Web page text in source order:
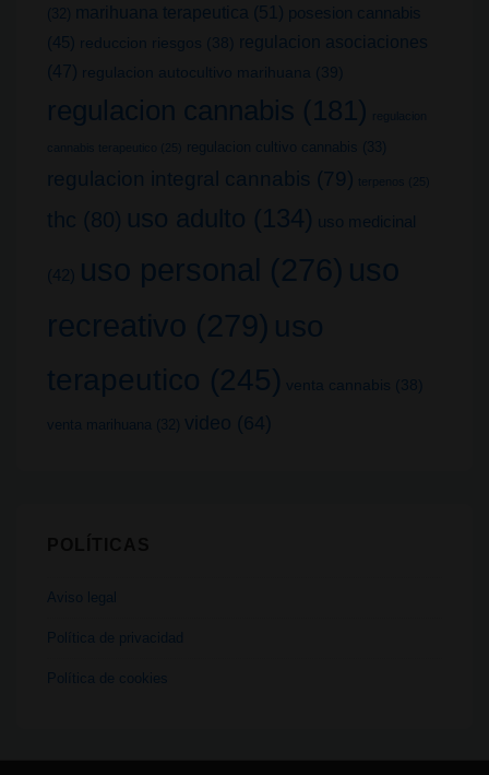
(32)
marihuana terapeutica (51) posesion cannabis
(45) reduccion riesgos (38)
regulacion asociaciones
(47) regulacion autocultivo marihuana (39)
regulacion cannabis (181) regulacion
cannabis terapeutico (25) regulacion cultivo cannabis (33)
regulacion integral cannabis (79) terpenos (25)
thc (80) uso adulto (134) uso medicinal
(42) uso personal (276) uso
recreativo (279) uso
terapeutico (245) venta cannabis (38)
venta marihuana (32) video (64)
Aviso legal
Política de privacidad
Política de cookies